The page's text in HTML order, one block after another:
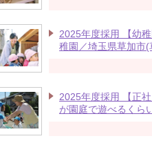
2025年度採用 【幼
稚園／埼玉県草加市
2025年度採用 【正
が園庭で遊べるくら